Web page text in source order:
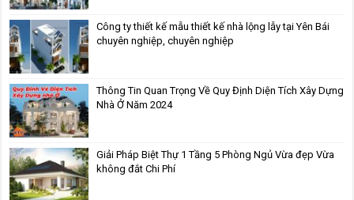
Công ty thiết kế mẫu thiết kế nhà lộng lẫy tại Yên Bái
chuyên nghiệp, chuyên nghiệp
Thông Tin Quan Trọng Về Quy Định Diện Tích Xây Dựng
Nhà Ở Năm 2024
Giải Pháp Biệt Thự 1 Tầng 5 Phòng Ngủ Vừa đẹp Vừa
không đắt Chi Phí